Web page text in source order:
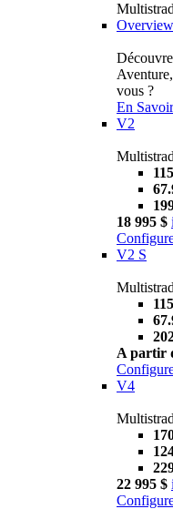
Overview
vous ?
En
V2
18 995 $ i
V2 S
A partir
V4
22 995 $ i